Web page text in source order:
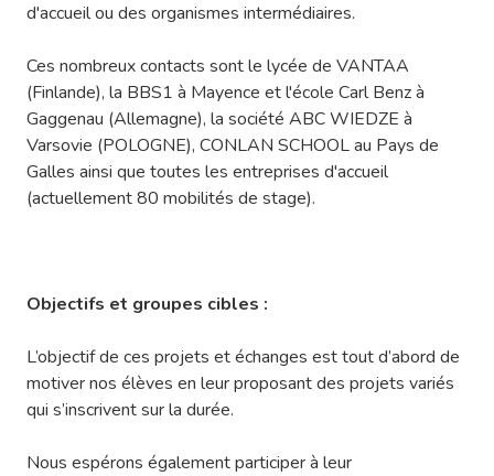
d'accueil ou des organismes intermédiaires.
Ces nombreux contacts sont le lycée de VANTAA
(Finlande), la BBS1 à Mayence et l'école Carl Benz à
Gaggenau (Allemagne), la société ABC WIEDZE à
Varsovie (POLOGNE), CONLAN SCHOOL au Pays de
Galles ainsi que toutes les entreprises d'accueil
(actuellement 80 mobilités de stage).
Objectifs et groupes cibles :
L’objectif de ces projets et échanges est tout d’abord de
motiver nos élèves en leur proposant des projets variés
qui s’inscrivent sur la durée.
Nous espérons également participer à leur